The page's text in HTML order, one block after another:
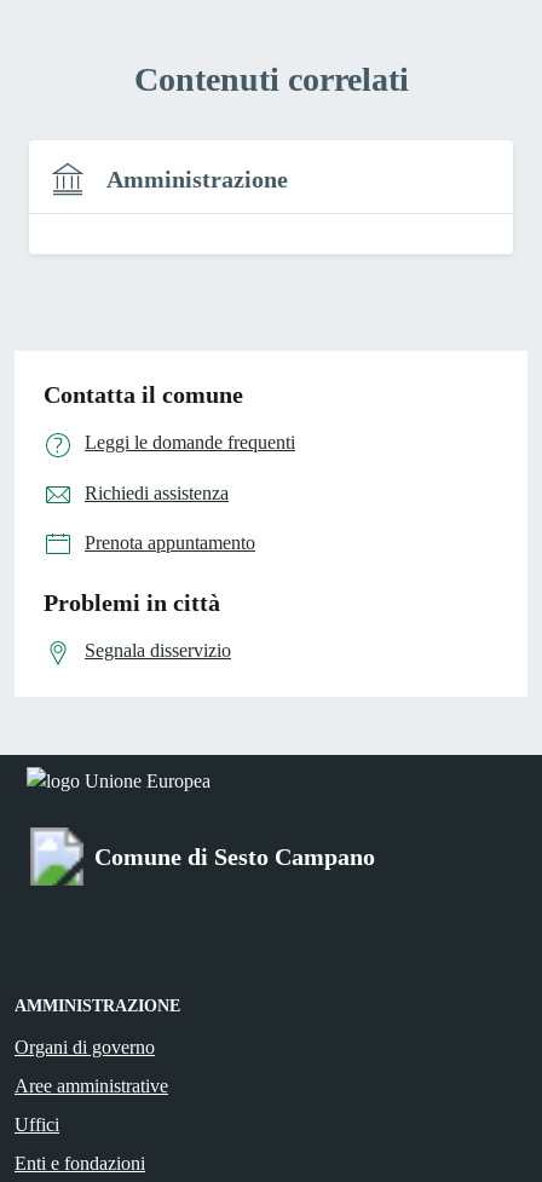
Contenuti correlati
Amministrazione
Contatta il comune
Leggi le domande frequenti
Richiedi assistenza
Prenota appuntamento
Problemi in città
Segnala disservizio
Comune di Sesto Campano
AMMINISTRAZIONE
Organi di governo
Aree amministrative
Uffici
Enti e fondazioni